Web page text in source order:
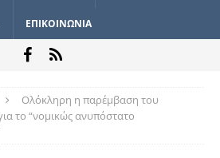
ΕΠΙΚΟΙΝΩΝΙΑ
Ολόκληρη η παρέμβαση του
το “νομικώς ανυπόστατο